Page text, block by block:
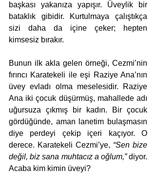
başkası yakanıza yapışır. Üveylik bir
bataklık gibidir. Kurtulmaya çalıştıkça
sizi daha da içine çeker; hepten
kimsesiz bırakır.
Bunun ilk akla gelen örneği, Cezmi’nin
fırıncı Karatekeli ile eşi Raziye Ana’nın
üvey evladı olma meselesidir. Raziye
Ana iki çocuk düşürmüş, mahallede adı
uğursuza çıkmış bir kadın. Bir çocuk
gördüğünde, aman lanetim bulaşmasın
diye perdeyi çekip içeri kaçıyor. O
derece. Karatekeli Cezmi’ye, “Sen bize
değil, biz sana muhtacız a oğlum,” diyor.
Acaba kim kimin üveyi?